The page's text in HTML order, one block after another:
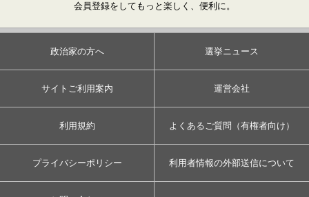
会員登録をしてもっと楽しく、便利に。
政治家の方へ 選挙ニュース
サイトご利用案内 運営会社
利用規約 よくあるご質問（有権者向け）
プライバシーポリシー 利用者情報の外部送信について